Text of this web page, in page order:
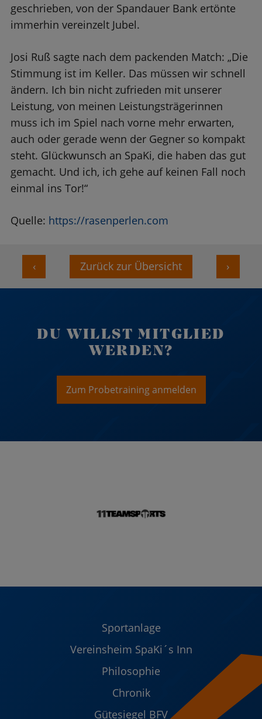
geschrieben, von der Spandauer Bank ertönte
immerhin vereinzelt Jubel.
Josi Ruß sagte nach dem packenden Match: „Die
Stimmung ist im Keller. Das müssen wir schnell
ändern. Ich bin nicht zufrieden mit unserer
Leistung, von meinen Leistungsträgerinnen
muss ich im Spiel nach vorne mehr erwarten,
auch oder gerade wenn der Gegner so kompakt
steht. Glückwunsch an SpaKi, die haben das gut
gemacht. Und ich, ich gehe auf keinen Fall noch
einmal ins Tor!“
Quelle: https://rasenperlen.com
‹ Zurück zur Übersicht ›
DU WILLST MITGLIED
WERDEN?
Zum Probetraining anmelden
Sportanlage
Vereinsheim SpaKi´s Inn
Philosophie
Chronik
Gütesiegel BFV